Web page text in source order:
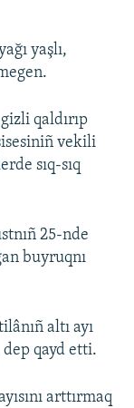
yaşlı,
qaldırıp
vekili
sıq-sıq
25-nde
buyruqnı
altı ayı
dep qayd etti.
arttırmaq